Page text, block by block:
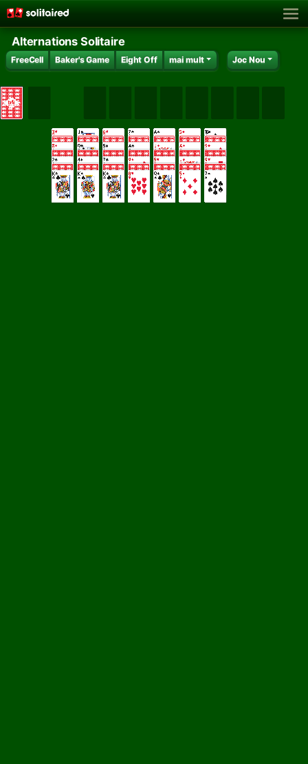
Alternations Solitaire
FreeCell Baker's Game Eight Off mai mult Joc Nou